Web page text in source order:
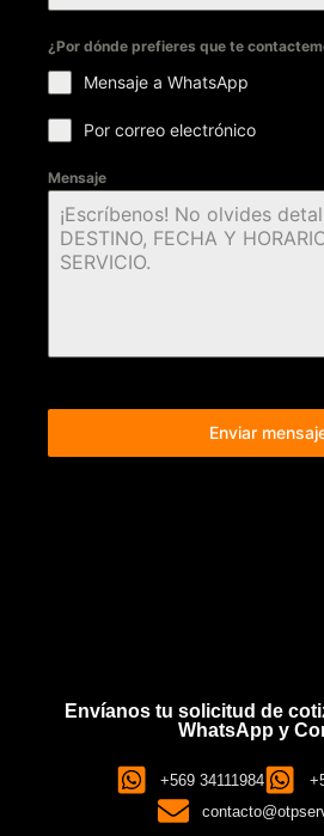
¿Por dónde prefieres que te
Mensaje a WhatsApp
Por correo electrónico
Mensaje
Enviar
Envíanos tu solicitud de
WhatsApp y
+569 34111984